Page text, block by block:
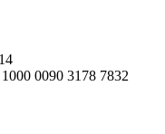
0090 3178 7832